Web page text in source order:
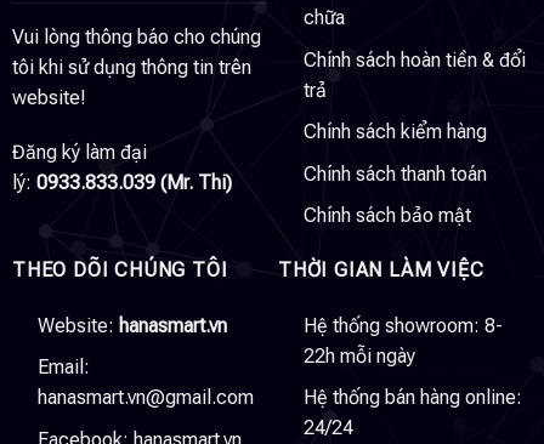
Vui lòng thông báo cho chúng
tôi khi sử dụng thông tin trên
website!
Đăng ký làm đại
lý: 0933.833.039 (Mr. Thi)
chữa
Chính sách hoàn tiền & đổi
trả
Chính sách kiểm hàng
Chính sách thanh toán
Chính sách bảo mật
THEO DÕI CHÚNG TÔI
Website: hanasmart.vn
Email:
hanasmart.vn@gmail.com
THỜI GIAN LÀM VIỆC
Hệ thống showroom: 8-
22h mỗi ngày
Hệ thống bán hàng online:
24/24